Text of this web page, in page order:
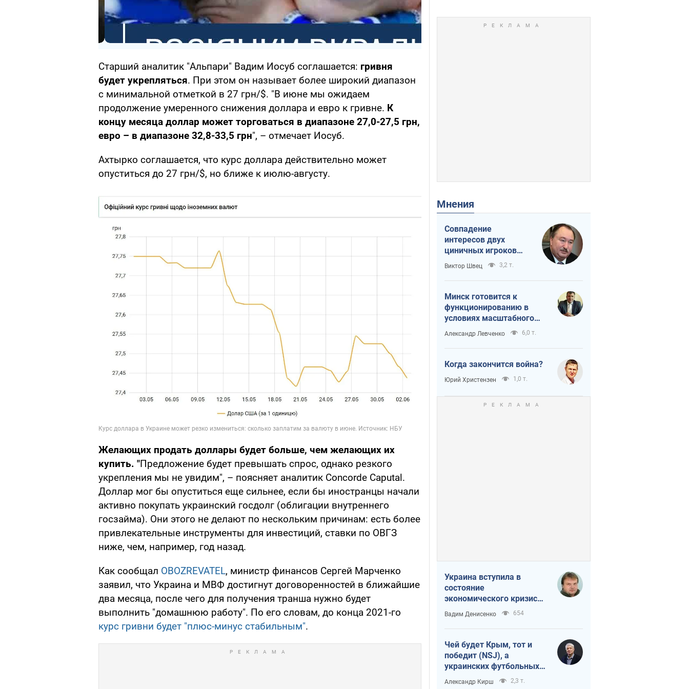
Старший аналитик "Альпари" Вадим Иосуб соглашается: гривня
будет укрепляться. При этом он называет более широкий диапазон
с минимальной отметкой в 27 грн/$. "В июне мы ожидаем
продолжение умеренного снижения доллара и евро к гривне. К
концу месяца доллар может торговаться в диапазоне 27,0-27,5 грн,
евро – в диапазоне 32,8-33,5 грн", – отмечает Иосуб.
Ахтырко соглашается, что курс доллара действительно может
опуститься до 27 грн/$, но ближе к июлю-августу.
Желающих продать доллары будет больше, чем желающих их
купить. "Предложение будет превышать спрос, однако резкого
укрепления мы не увидим", – поясняет аналитик Concorde Caputal.
Доллар мог бы опуститься еще сильнее, если бы иностранцы начали
активно покупать украинский госдолг (облигации внутреннего
госзайма). Они этого не делают по нескольким причинам: есть более
привлекательные инструменты для инвестиций, ставки по ОВГЗ
ниже, чем, например, год назад.
Как сообщал OBOZREVATEL, министр финансов Сергей Марченко
заявил, что Украина и МВФ достигнут договоренностей в ближайшие
два месяца, после чего для получения транша нужно будет
выполнить "домашнюю работу". По его словам, до конца 2021-го
курс гривни будет "плюс-минус стабильным".
Мнения
Совпадение
интересов двух
циничных игроков
или тайный план
Трампа и Путина?
Виктор Швец 3,2 т.
Минск готовится к
функционированию в
условиях масштабного
военного кризиса
Александр Левченко 6,0 т.
Когда закончится война?
Юрий Христензен 1,0 т.
Украина вступила в
состояние
экономического кризиса.
Есть ли свет в конце
туннеля?
Вадим Денисенко 654
Чей будет Крым, тот и
победит (NSJ), а
украинских футбольных
чиновников могут
Александр Кирш 2,3 т.